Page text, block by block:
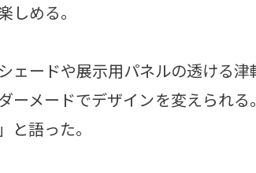
しめる。
ェードや展示用パネルの透ける
ーメードでデザインを変えられ
と語った。